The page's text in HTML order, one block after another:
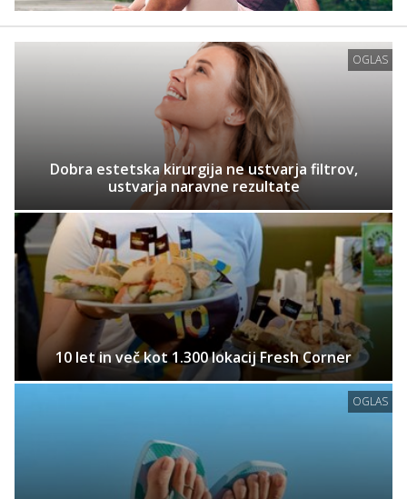
OGLAS
Dobra estetska kirurgija ne ustvarja filtrov,
ustvarja naravne rezultate
10 let in več kot 1.300 lokacij Fresh Corner
OGLAS